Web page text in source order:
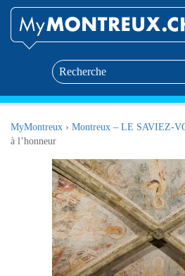
MyMontreux › Montreux – LE SAVIEZ-
à l’honneur